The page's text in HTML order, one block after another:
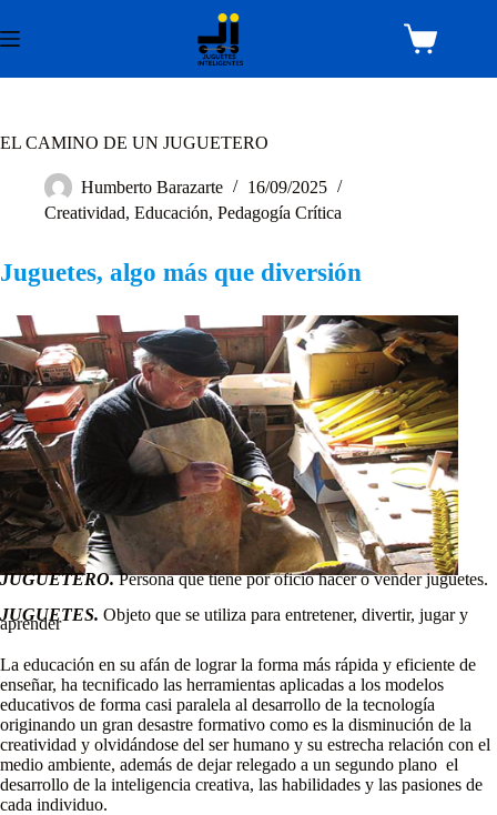
al
contenido
Carro
EL CAMINO DE UN JUGUETERO
Humberto Barazarte
16/09/2025
Creatividad, Educación, Pedagogía Crítica
Juguetes, algo más que diversión
JUGUETERO. Persona que tiene por oficio hacer o vender juguetes.
JUGUETES. Objeto que se utiliza para entretener, divertir, jugar y
aprender
La educación en su afán de lograr la forma más rápida y eficiente de
enseñar, ha tecnificado las herramientas aplicadas a los modelos
educativos de forma casi paralela al desarrollo de la tecnología
originando un gran desastre formativo como es la disminución de la
creatividad y olvidándose del ser humano y su estrecha relación con el
medio ambiente, además de dejar relegado a un segundo plano el
desarrollo de la inteligencia creativa, las habilidades y las pasiones de
cada individuo.